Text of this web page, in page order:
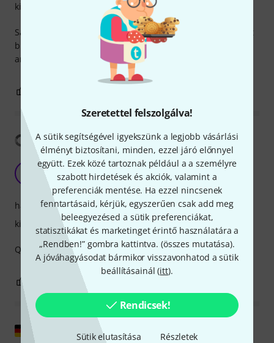
Szeretettel felszolgálva!
A sütik segítségével igyekszünk a legjobb vásárlási
élményt biztosítani, minden, ezzel járó előnnyel
együtt. Ezek közé tartoznak például a a személyre
szabott hirdetések és akciók, valamint a
preferenciák mentése. Ha ezzel nincsenek
fenntartásaid, kérjük, egyszerűen csak add meg
beleegyezésed a sütik preferenciákat,
statisztikákat és marketinget érintő használatára a
„Rendben!” gombra kattintva. (összes mutatása).
A jóváhagyásodat bármikor visszavonhatod a sütik
beállításainál (itt).
Rendicsek!
Sütik elutasítása Részletek
Satisfying E string for violin, sounds good in general, bright
but not too full. Responds well to the different bow strokes
and the various musical agogic.
kivitelezés
Fordítás megjelenítése
Good
Carlo Grazia 05.05.2020
QUALITY AND PRICE ARE VERY GOOD.
hangzás
kivitelezés
Eredeti megjelenítése